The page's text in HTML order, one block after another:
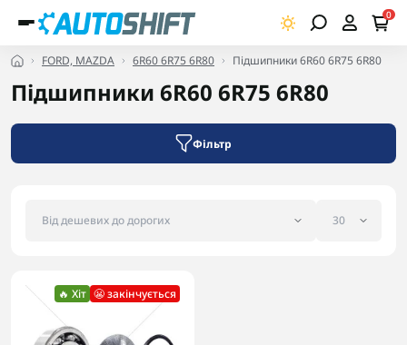
0
FORD, MAZDA 6R60 6R75 6R80 Підшипники 6R60 6R75 6R80
Підшипники 6R60 6R75 6R80
Фільтр
🔥 Хіт 😬 закінчується